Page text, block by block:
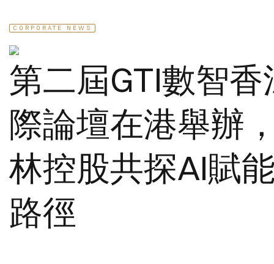
CORPORATE NEWS
第二屆GTI數智香
際論壇在港舉辦
林控股共探AI賦
路徑